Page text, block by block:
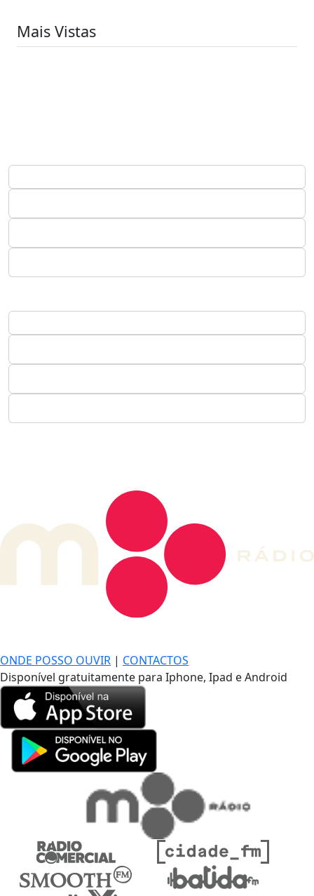
Mais Vistas
ONDE POSSO OUVIR | CONTACTOS
Disponível gratuitamente para Iphone, Ipad e Android